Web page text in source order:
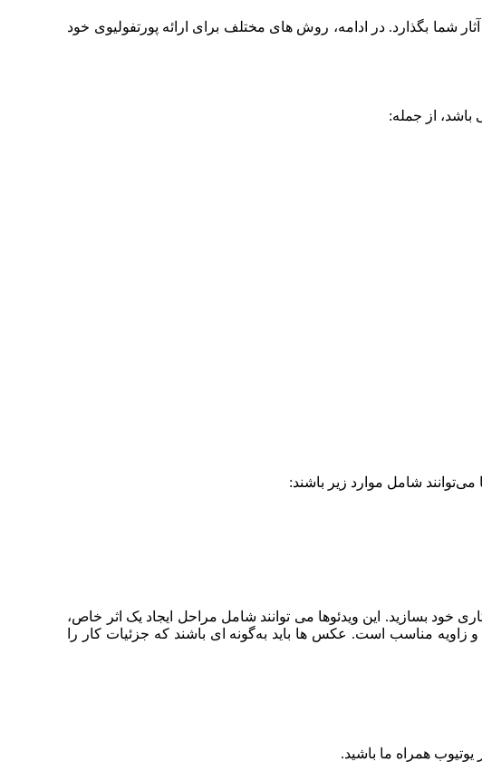
شما بگذارد. در ادامه، روش‌ های مختلف برای ارائه پورتفولیوی خود
از جمله:
شامل موارد زیر باشند:
خود بسازید. این ویدئوها می‌ توانند شامل مراحل ایجاد یک اثر خاص،
زاویه مناسب است. عکس‌ ها باید به‌گونه‌ ای باشند که جزئیات کار را
همراه ما باشید.